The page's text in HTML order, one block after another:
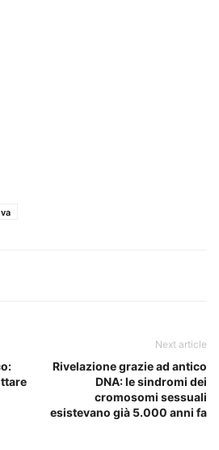
Next article
Rivelazione grazie ad antico
DNA: le sindromi dei
cromosomi sessuali
esistevano già 5.000 anni fa